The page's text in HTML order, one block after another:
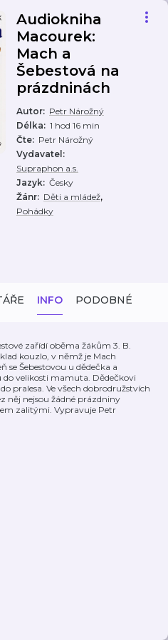
Audiokniha
Macourek:
Mach a
Šebestová na
prázdninách
Autor: Petr Nárožný
Délka: 1 hod 16 min
Čte: Petr Nárožný
Vydavatel :
Supraphon a.s.
Jazyk: Česky
Žánr: Děti a mládež,
Pohádky
INFO PODOBNÉ
zařídí oběma žákům 3. B.
kouzlo, v němž je Mach
se Šebestovou u dědečka a
velikosti mamuta. Dědečkovi
pralesa. Ve všech dobrodružstvích
něj nejsou žádné prázdniny
zalitými. Vypravuje Petr